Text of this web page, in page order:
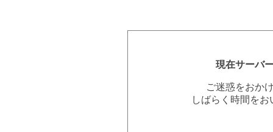
現在サーバ
ご迷惑をおか
しばらく時間を